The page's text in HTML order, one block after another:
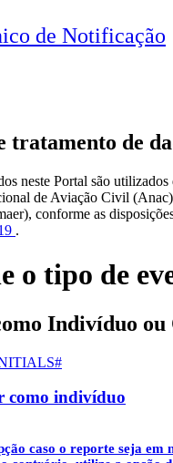
de Notificação
tratamento de
neste Portal são
de Aviação Civil
conforme as
.
o tipo de
Indivíduo ou
como indivíduo
caso o reporte seja em